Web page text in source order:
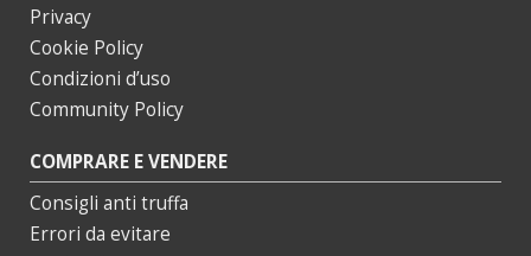
Privacy
Cookie Policy
Condizioni d’uso
Community Policy
COMPRARE E VENDERE
Consigli anti truffa
Errori da evitare